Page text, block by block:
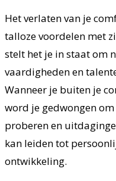
Het verlaten van je
talloze voordelen met
stelt het je in staat om
vaardigheden en
Wanneer je buiten je
word je gedwongen
proberen en
kan leiden tot
ontwikkeling.